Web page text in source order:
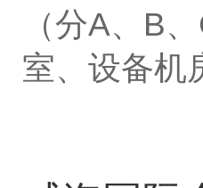
（分A、 B、
室、设备机